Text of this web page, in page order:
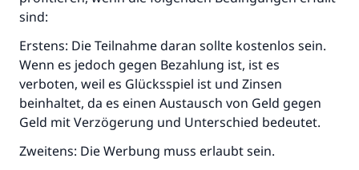
sind:
Erstens: Die Teilnahme daran sollte kostenlos sein.
Wenn es jedoch gegen Bezahlung ist, ist es
verboten, weil es Glücksspiel ist und Zinsen
beinhaltet, da es einen Austausch von Geld gegen
Geld mit Verzögerung und Unterschied bedeutet.
Zweitens: Die Werbung muss erlaubt sein.